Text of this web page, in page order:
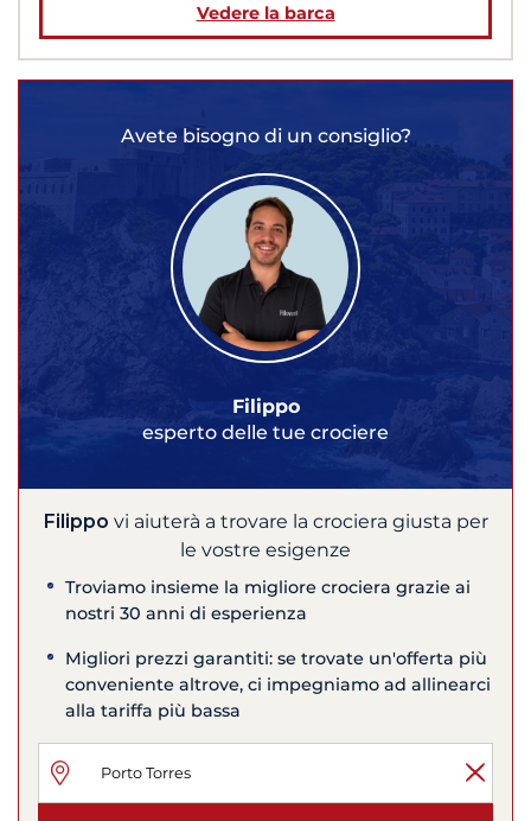
Vedere la barca
Avete bisogno di un consiglio?
Filippo
esperto delle tue crociere
Filippo vi aiuterà a trovare la crociera giusta per
le vostre esigenze
Troviamo insieme la migliore crociera grazie ai
nostri 30 anni di esperienza
Migliori prezzi garantiti: se trovate un'offerta più
conveniente altrove, ci impegniamo ad allinearci
alla tariffa più bassa